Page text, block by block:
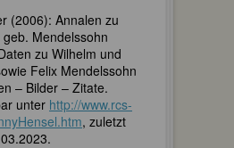
(2006): Annalen zu
Mendelssohn
zu Wilhelm und
Felix Mendelssohn
– Bilder – Zitate.
unter http://www.rcs-
, zuletzt